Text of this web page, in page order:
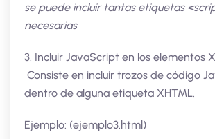
se puede incluir tantas etiquetas
necesarias
3. Incluir JavaScript en los elementos
Consiste en incluir trozos de código
dentro de alguna etiqueta XHTML.
Ejemplo: (ejemplo3.html)